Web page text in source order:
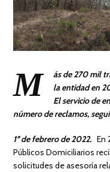
M
ás de 270 mil
la entidad en
El servicio de
número de reclamos,
1º de febrero de 2022. En
Públicos Domiciliarios
solicitudes de asesoría